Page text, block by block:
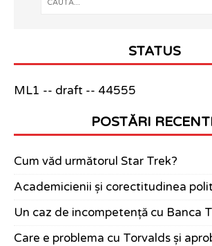
STATUS
ML1 -- draft -- 44555
POSTĂRI
Cum văd următorul Star Trek?
Academicienii și corectitudinea
Un caz de incompetență cu Banca
Care e problema cu Torvalds și